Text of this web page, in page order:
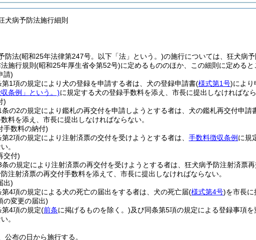
犬病予防法施行細則
防法(昭和25年法律第247号。以下「法」という。)の施行については、狂犬病
施行規則 (昭和25年厚生省令第52号)に定めるもののほか、この細則に定めると
請)
第1項の規定により犬の登録を申請する者は、犬の登録申請書(様式第1号)により
条例」という。)に規定する犬の登録手数料を添え、市長に提出しなければなら
)
条の2の規定により鑑札の再交付を申請しようとする者は、犬の鑑札再交付申請
料を添え、市長に提出しなければならない。
手数料の納付)
2項の規定により注射済票の交付を受けようとする者は、 手数料徴収条例 に規
。
交付)
条の規定により注射済票の再交付を受けようとする者は、狂犬病予防注射済票
注射済票の再交付手数料を添えて、市長に提出しなければならない。
出)
第4項の規定による犬の死亡の届出をする者は、犬の死亡届(様式第4号)を市長に
の変更の届出)
第4項の規定(前条に掲げるものを除く。)及び同条第5項の規定による登録事項
。
公布の日から施行する。